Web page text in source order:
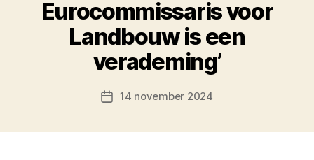
Eurocommissaris voor
Landbouw is een
verademing’
Berichtdatum
14 november 2024